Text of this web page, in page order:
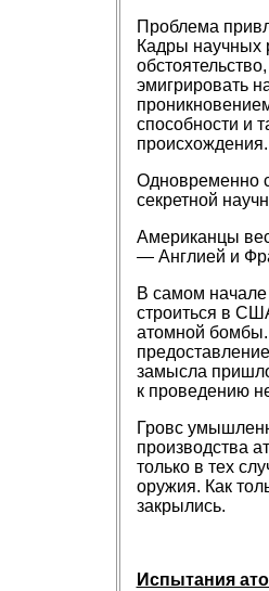
Проблема
Кадры научных
эмигрировать
способности и
происхождения.
Одновременно
секретной
Американцы
— Англией и
В самом
строиться в
атомной бомбы.
замысла
к проведению
Гровс
производства
только в тех
оружия. Как
закрылись.
Испытания